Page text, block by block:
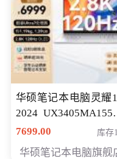
华硕笔记本电脑灵耀
2024 UX3405MA155夜
空蓝 oled 智慧轻薄本 会
7699.00 库存
华硕笔记本电脑旗舰